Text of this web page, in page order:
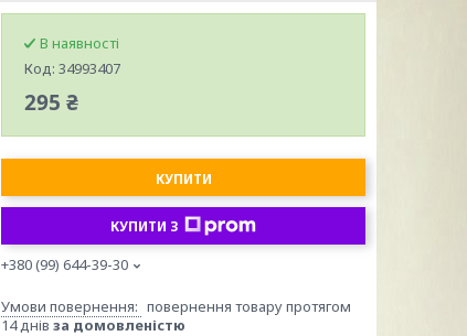
В наявності
Код: 34993407
295 ₴
КУПИТИ
КУПИТИ З
+380 (99) 644-39-30
повернення товару протягом
14 днів за домовленістю